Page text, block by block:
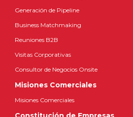
Generación de Pipeline
Business Matchmaking
Reuniones B2B
Visitas Corporativas
Consultor de Negocios Onsite
Misiones Comerciales
Misiones Comerciales